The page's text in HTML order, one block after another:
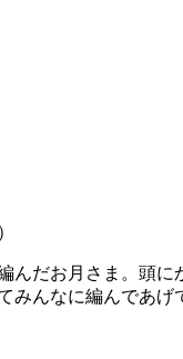
んだお月さま。頭
みんなに編んであ